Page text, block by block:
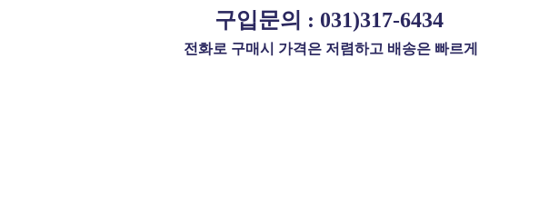
구입문의 : 031)317-6434
전화로 구매시 가격은 저렴하고 배송은 빠르게